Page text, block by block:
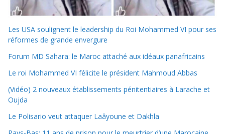
Les USA soulignent le leadership du Roi Mohammed VI pour ses
réformes de grande envergure
Forum MD Sahara: le Maroc attaché aux idéaux panafricains
Le roi Mohammed VI félicite le président Mahmoud Abbas
(Vidéo) 2 nouveaux établissements pénitentiaires à Larache et
Oujda
Le Polisario veut attaquer Laâyoune et Dakhla